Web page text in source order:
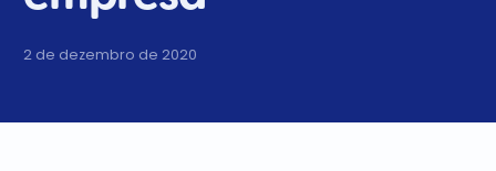
2 de dezembro de 2020